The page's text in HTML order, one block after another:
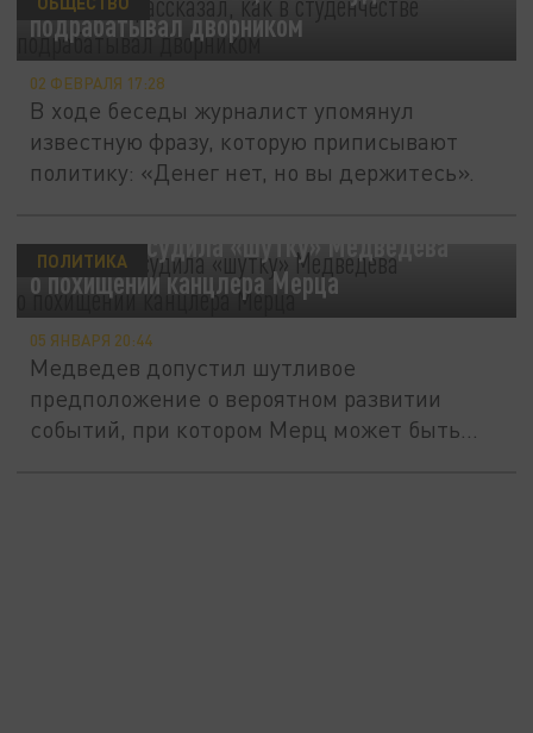
подрабатывал дворником
02 ФЕВРАЛЯ 17:28
В ходе беседы журналист упомянул
известную фразу, которую приписывают
политику: «Денег нет, но вы держитесь».
Германия осудила «шутку» Медведева
о похищении канцлера Мерца
ПОЛИТИКА
05 ЯНВАРЯ 20:44
Медведев допустил шутливое
предположение о вероятном развитии
событий, при котором Мерц может быть